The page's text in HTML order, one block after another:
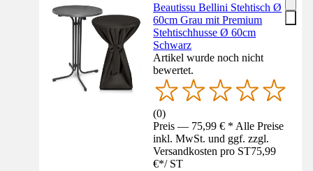
Beautissu Bellini Stehtisch Ø
60cm Grau mit Premium
Stehtischhusse Ø 60cm
Schwarz
Artikel wurde noch nicht
bewertet.
(0)
Preis — 75,99 € * Alle Preise
inkl. MwSt. und ggf. zzgl.
Versandkosten pro ST75,99
€*/ ST